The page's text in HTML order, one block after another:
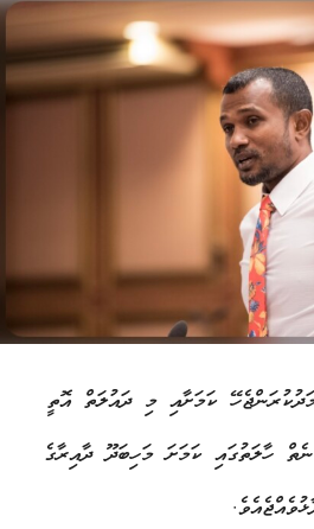
ކަމަށާއި މި ދައުލަތް އޮތީ
ހާލަތުގައި ކަމަށަ މަހިބަދޫ ދާއިރާގެ